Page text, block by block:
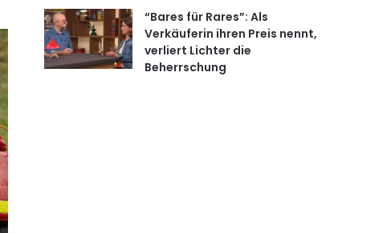
“Bares für Rares”: Als
Verkäuferin ihren Preis nennt,
verliert Lichter die
Beherrschung